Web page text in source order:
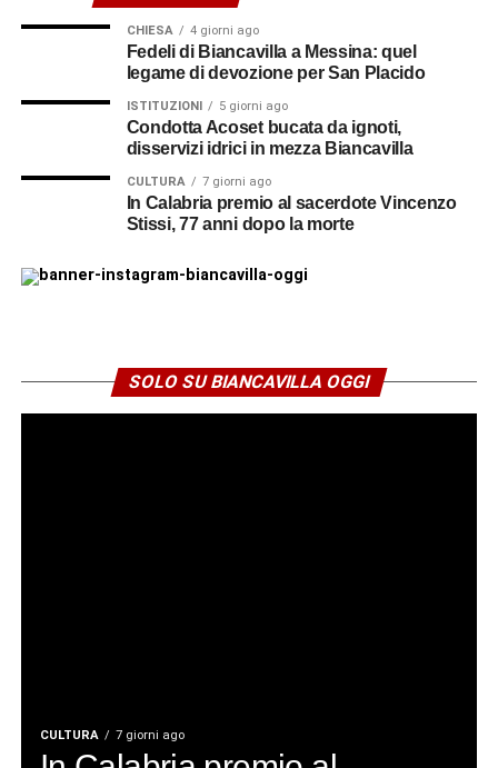
© RIPRODUZIONE RISERVATA
CHIESA 4 giorni ago
Fedeli di Biancavilla a Messina: quel
legame di devozione per San Placido
ISTITUZIONI 5 giorni ago
Condotta Acoset bucata da ignoti,
disservizi idrici in mezza Biancavilla
CULTURA 7 giorni ago
In Calabria premio al sacerdote Vincenzo
Stissi, 77 anni dopo la morte
SOLO SU BIANCAVILLA OGGI
CULTURA 7 giorni ago